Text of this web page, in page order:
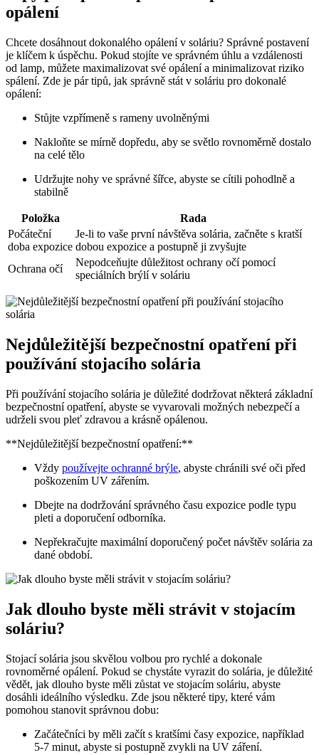
opálení
Chcete dosáhnout dokonalého opálení v soláriu? Správné postavení
je klíčem k úspěchu. Pokud stojíte ve správném úhlu a vzdálenosti
od lamp, můžete maximalizovat své opálení a minimalizovat riziko
spálení. Zde je pár tipů, jak správně stát v soláriu pro dokonalé
opálení:
Stůjte vzpřímeně s rameny uvolněnými
Nakloňte se mírně dopředu, aby se světlo rovnoměrně dostalo
na celé tělo
Udržujte nohy ve správné šířce, abyste se cítili pohodlně a
stabilně
Položka
Rada
Počáteční
doba expozice
Je-li to vaše první návštěva solária, začněte s kratší
dobou expozice a postupně ji zvyšujte
Ochrana očí
Nepodceňujte důležitost ochrany očí pomocí
speciálních brýlí v soláriu
Nejdůležitější bezpečnostní opatření při
používání stojacího solária
Při používání stojacího solária je důležité dodržovat některá základní
bezpečnostní opatření, abyste se vyvarovali možných nebezpečí a
udrželi svou pleť zdravou a krásně opálenou.
**Nejdůležitější bezpečnostní opatření:**
Vždy používejte ochranné brýle, abyste chránili své oči před
poškozením UV zářením.
Dbejte na dodržování správného času expozice podle typu
pleti a doporučení odborníka.
Nepřekračujte maximální doporučený počet návštěv solária za
dané období.
Jak dlouho byste měli strávit v stojacím
soláriu?
Stojací solária jsou skvělou volbou pro rychlé a dokonale
rovnoměrné opálení. Pokud se chystáte vyrazit do solária, je důležité
vědět, jak dlouho byste měli zůstat ve stojacím soláriu, abyste
dosáhli ideálního výsledku. Zde jsou některé tipy, které vám
pomohou stanovit správnou dobu:
Začátečníci by měli začít s kratšími časy expozice, například
5-7 minut, abyste si postupně zvykli na UV záření.